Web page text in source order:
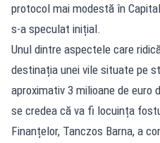
protocol mai modestă în
s-a speculat inițial.
Unul dintre aspectele care
destinația unei vile situate pe
aproximativ 3 milioane de euro
se credea că va fi locuința
Finanțelor, Tanczos Barna, a